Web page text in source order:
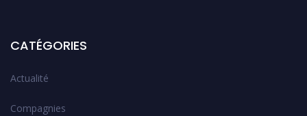
CATÉGORIES
Actualité
Compagnies